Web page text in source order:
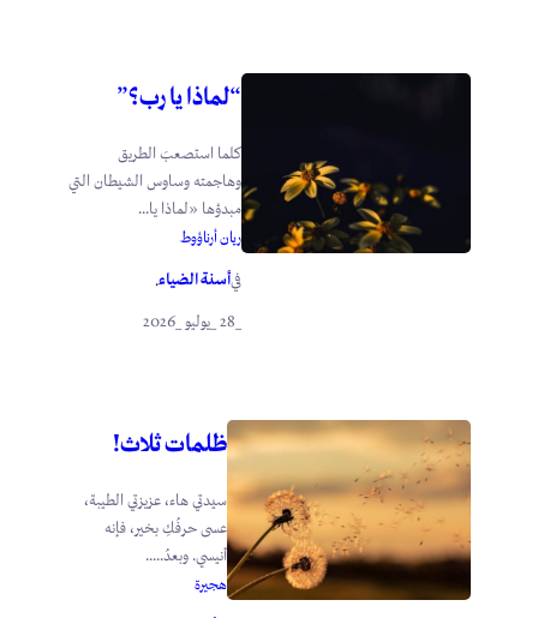
“لماذا يا رب؟”
كلما استصعبَ الطريق
وهاجمته وساوس الشيطان التي
مبدؤها «لماذا يا...
ريان أرناؤوط
فيأسنة الضياء.
ظلمات ثلاث!
سيدتي هاء، عزيزتي الطيبة،
عسى حرفُكِ بخير، فإنه
أنيسي. وبعدُ.....
هجيرة